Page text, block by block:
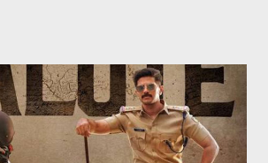
கழுத்தை மட்டும் திருப்புவதில்லை , மொத்த
திருப்பிப் பார்ப்பார் . இது வேறு நடிகர்கள்
இது அவரது பாத்திரத்தின் தீமையான இயல்பை
என்கிறார் . இது ஏன் என்று யோசித்தேன் .